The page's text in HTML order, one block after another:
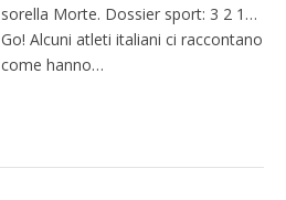
sorella Morte. Dossier sport: 3 2 1…
Go! Alcuni atleti italiani ci raccontano
come hanno…